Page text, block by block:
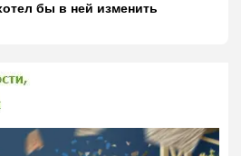
бы в ней изменить